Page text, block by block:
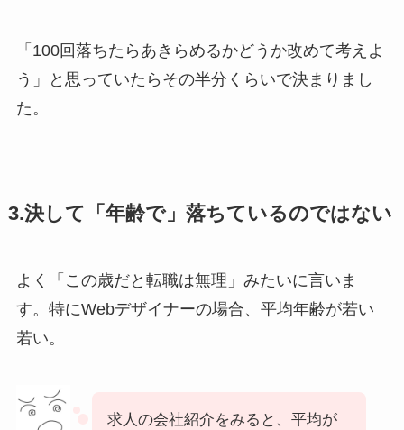
「100回落ちたらあきらめるかどうか改めて考えよ
う」と思っていたらその半分くらいで決まりまし
た。
3.決して「年齢で」落ちているのではない
よく「この歳だと転職は無理」みたいに言いま
す。特にWebデザイナーの場合、平均年齢が若い
若い。
求人の会社紹介をみると、平均が